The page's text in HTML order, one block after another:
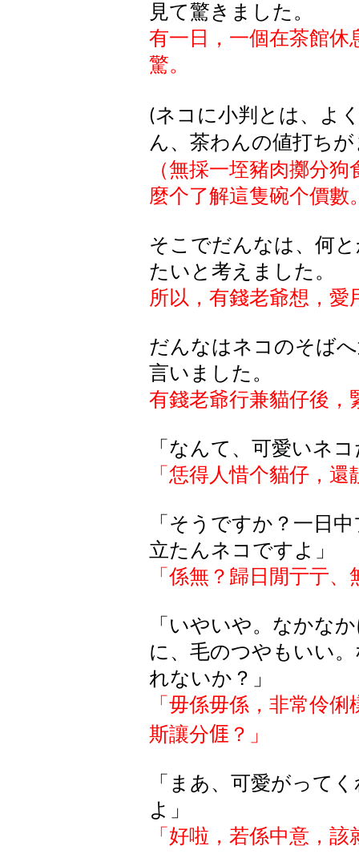
見て驚きました。
有一日，一個在茶館休
驚。
(ネコに小判とは、よ
ん、茶わんの値打ち
（無採一垤豬肉擲分
麼个了解這隻碗个價數
そこでだんなは、何
たいと考えました。
所以，有錢老爺想，
だんなはネコのそば
言いました。
有錢老爺行兼貓仔後，
「なんて、可愛いネ
「恁得人惜个貓仔，還
「そうですか？一日
立たんネコですよ」
「係無？歸日閒亍亍、
「いやいや。なかな
に、毛のつやもいい
れないか？」
「毋係毋係，非常伶
斯讓分𠊎 ？」
「まあ、可愛がって
よ」
「好啦，若係中意，